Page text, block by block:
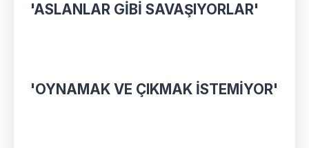
'ASLANLAR GİBİ SAVAŞIYORLAR'
'OYNAMAK VE ÇIKMAK İSTEMİYOR'